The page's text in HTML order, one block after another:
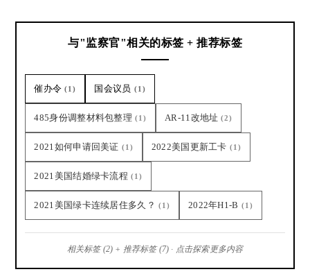
与"监察官"相关的标签 + 推荐标签
催办令 (1) 国会议员 (1)
485身份调整材料包整理 (1) AR-11改地址 (2)
2021如何申请回美证 (1) 2022美国更新工卡 (1)
2021美国结婚绿卡流程 (1)
2021美国绿卡连续居住多久？ (1) 2022年H1-B (1)
相关标签 (2) + 推荐标签 (7) · 点击探索更多内容